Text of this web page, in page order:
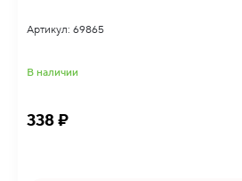
Артикул: 69865
В наличии
338 ₽